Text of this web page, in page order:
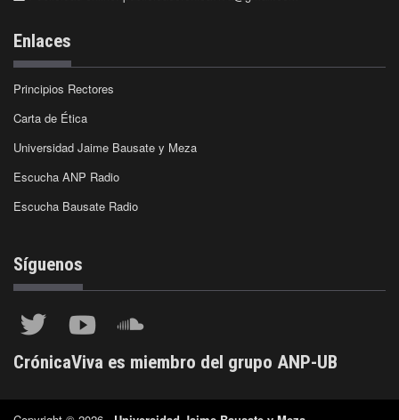
Enlaces
Principios Rectores
Carta de Ética
Universidad Jaime Bausate y Meza
Escucha ANP Radio
Escucha Bausate Radio
Síguenos
CrónicaViva es miembro del grupo ANP-UB